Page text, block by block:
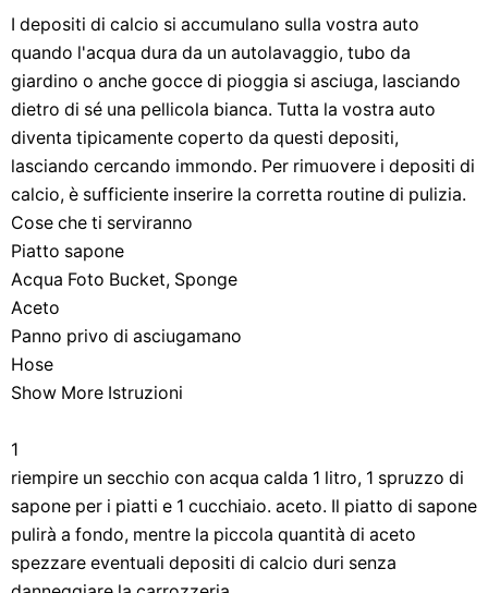
I depositi di calcio si accumulano sulla vostra auto
quando l'acqua dura da un autolavaggio, tubo da
giardino o anche gocce di pioggia si asciuga, lasciando
dietro di sé una pellicola bianca. Tutta la vostra auto
diventa tipicamente coperto da questi depositi,
lasciando cercando immondo. Per rimuovere i depositi di
calcio, è sufficiente inserire la corretta routine di pulizia.
Cose che ti serviranno
Piatto sapone
Acqua Foto Bucket, Sponge
Aceto
Panno privo di asciugamano
Hose
Show More Istruzioni
1
riempire un secchio con acqua calda 1 litro, 1 spruzzo di
sapone per i piatti e 1 cucchiaio. aceto. Il piatto di sapone
pulirà a fondo, mentre la piccola quantità di aceto
spezzare eventuali depositi di calcio duri senza